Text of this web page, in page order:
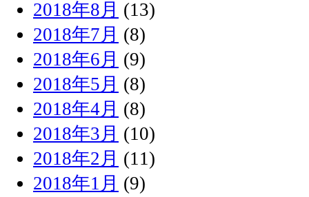
2018年8月 (13)
2018年7月 (8)
2018年6月 (9)
2018年5月 (8)
2018年4月 (8)
2018年3月 (10)
2018年2月 (11)
2018年1月 (9)